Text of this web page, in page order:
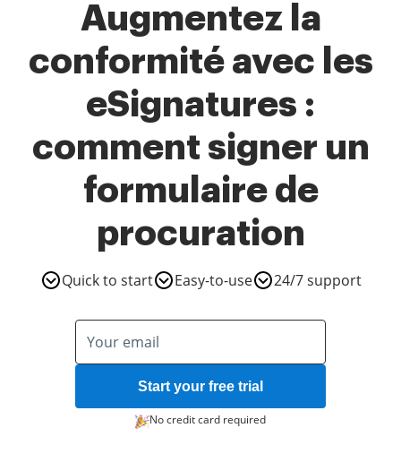
Augmentez la
conformité avec les
eSignatures :
comment signer un
formulaire de
procuration
Quick to start Easy-to-use 24/7 support
Start your free trial
No credit card required